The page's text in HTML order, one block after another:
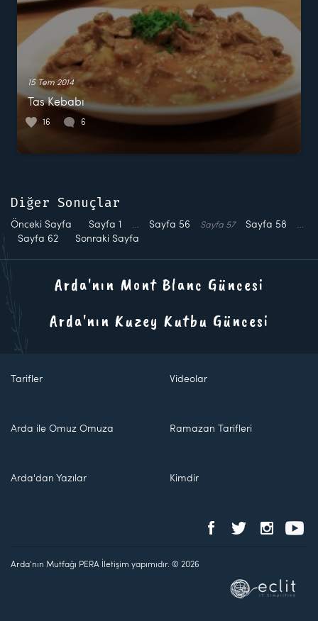
15 Tem 2014
Tas Kebabı
16 6
Diğer Sonuçlar
Önceki Sayfa Sayfa 1 … Sayfa 56 Sayfa 57 Sayfa 58
…
Sayfa 62 Sonraki Sayfa
Arda'nın Mont Blanc Güncesi
Arda'nın Kuzey Kutbu Güncesi
Tarifler Videolar
Arda ile Omuz Omuza Ramazan Tarifleri
Arda'dan Yazılar Kimdir
Arda'nın Mutfağı PERA İletişim yapımıdır. © 2026